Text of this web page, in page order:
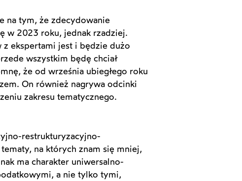
na tym, że zdecydowanie
w 2023 roku, jednak rzadziej.
z ekspertami jest i będzie dużo
wszystkim będę chciał
że od września ubiegłego roku
On również nagrywa odcinki
zakresu tematycznego.
restrukturyzacyjno-
na których znam się mniej,
ma charakter uniwersalno-
a nie tylko tymi,